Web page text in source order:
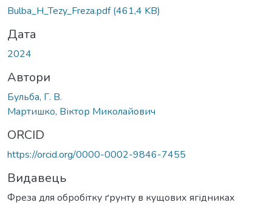
Bulba_H_Tezy_Freza.pdf(461,4 KB)
Дата
2024
Автори
Бульба, Г. В.
Мартишко, Віктор Миколайович
ORCID
https://orcid.org/0000-0002-9846-7455
Видавець
Фреза для обробітку ґрунту в кущових ягідниках